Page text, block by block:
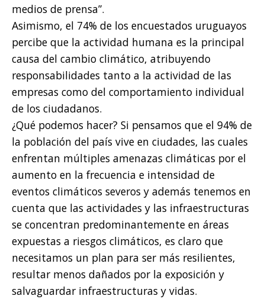
medios de prensa”.
Asimismo, el 74% de los encuestados uruguayos
percibe que la actividad humana es la principal
causa del cambio climático, atribuyendo
responsabilidades tanto a la actividad de las
empresas como del comportamiento individual
de los ciudadanos.
¿Qué podemos hacer? Si pensamos que el 94% de
la población del país vive en ciudades, las cuales
enfrentan múltiples amenazas climáticas por el
aumento en la frecuencia e intensidad de
eventos climáticos severos y además tenemos en
cuenta que las actividades y las infraestructuras
se concentran predominantemente en áreas
expuestas a riesgos climáticos, es claro que
necesitamos un plan para ser más resilientes,
resultar menos dañados por la exposición y
salvaguardar infraestructuras y vidas.